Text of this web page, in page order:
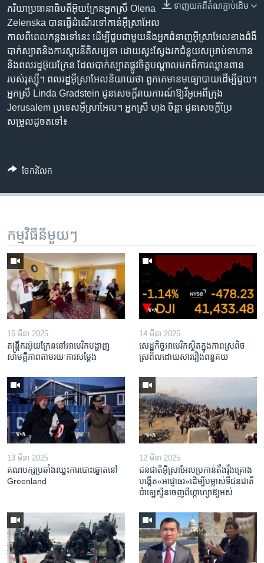
កាន់​
ទំព័រ​
ស្វែង​
រក
ភាសា
ទាញ​យក​ពី​តំណភ្ជាប់​ដើម
ភរិយា​ប្រធានាធិបតី​អ៊ុយក្រែន​អ្នកស្រី Olena
Zelenska បាន​ធ្វើ​ដំណើរ​ទៅ​កាន់​អ៊ីស្រាអែល​
កាល​ពី​ពេល​កន្លង​ទៅ​នេះ ដើម្បី​ជួប​ជាមួយ​នឹង​អ្នកជំនាញ​អ៊ីស្រាអែល​ខាង​ជំងឺ​
បាក់ស្បាត​និង​ការ​ស្ដារ​នីតិសម្បទា ដោយ​ស្វះស្វែង​រក​ជំនួយ​សម្រាប់​ទាហាន​
និង​ពលរដ្ឋ​អ៊ុយក្រែន​ ដែល​បាក់ស្បាត​ផ្លូវ​ចិត្ត​បណ្ដាល​មកពី​ការ​ឈ្លានពាន​
របស់​រុស្ស៊ី។ ពលរដ្ឋ​អ៊ីស្រាអែល​និយាយ​ថា ពួកគេ​មាន​មធ្យោបាយ​ដើម្បី​ជួយ។
អ្នកស្រី Linda Gradstein ជូន​សេចក្តីរាយការណ៍​ឱ្យ​វីអូអេ​ពី​ក្រុង​
Jerusalem ប្រទេស​អ៊ីស្រាអែល។ អ្នកស្រី ហុង ចិន្ដា ជូន​សេចក្ដីប្រែ
សម្រួល​ដូច​ត​ទៅ៖
ចែករំលែក
កម្មវិធី​នីមួយៗ
15 មីនា 2025
តន្ត្រីករ​អ៊ុយក្រែន​នៅ​អាមេរិក​បង្ហាញ​
សាមគ្គីភាព​តាម​រយៈ​ការសម្តែង
14 មីនា 2025
សេដ្ឋកិច្ច​អាមេរិក​ស្ថិត​ក្នុង​ភាពស្រពិច
ស្រពិល​ដោយសារ​រឿង​ពន្ធគយ
13 មីនា 2025
គណបក្ស​ប្រឆាំង​ឈ្នះ​ការបោះឆ្នោត​នៅ
Greenland
12 មីនា 2025
ជនជាតិ​អ៊ីស្រាអែល​ប្រកាន់​តឹងរ៉ឹង​គ្រោង​
បង្កើត​«អាជ្ញាធរ‍»​ដើម្បី​បម្លាស់​ទី​ជនជាតិ​
ប៉ាឡេស្ទីន​ចេញពី​ហ្កាហ្សា​ឱ្យ​អស់